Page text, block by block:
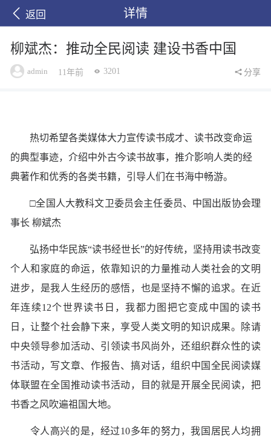
返回 详情
柳斌杰：推动全民阅读 建设书香中国
admin 11年前 3201 分享
热切希望各类媒体大力宣传读书成才、读书改变命运
的典型事迹，介绍中外古今读书故事，推介影响人类的经
典著作和优秀的各类书籍，引导人们在书海中畅游。
□全国人大教科文卫委员会主任委员、中国出版协会理
事长 柳斌杰
弘扬中华民族“读书经世长”的好传统，坚持用读书改变
个人和家庭的命运，依靠知识的力量推动人类社会的文明
进步，是我人生经历的感悟，也是坚持不懈的追求。在近
年连续12个世界读书日，我都力图把它变成中国的读书
日，让整个社会静下来，享受人类文明的知识成果。除请
中央领导参加活动、引领读书风尚外，还组织群众性的读
书活动，写文章、作报告、搞对话，组织中国全民阅读媒
体联盟在全国推动读书活动，目的就是开展全民阅读，把
书香之风吹遍祖国大地。
令人高兴的是，经过10多年的努力，我国居民人均拥